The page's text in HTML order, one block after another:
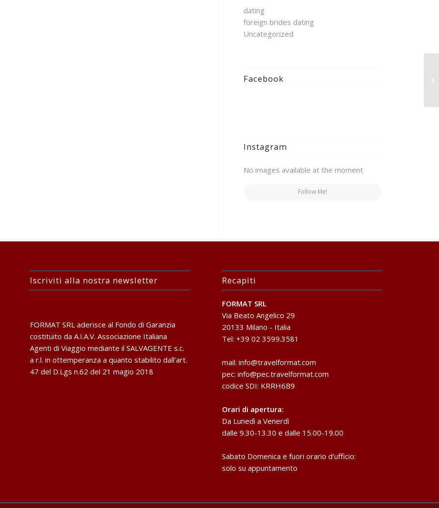
dating
foreign brides dating
Uncategorized
Facebook
Instagram
No images available at the moment
Follow Me!
Iscriviti alla nostra newsletter
FORMAT SRL aderisce al Fondo di Garanzia
costituito da A.I.A.V. Associazione Italiana
Agenti di Viaggio mediante il SALVAGENTE s.c.
a r.l. in ottemperanza a quanto stabilito dall’art.
47 del D.Lgs n.62 del 21 magio 2018
Recapiti
FORMAT SRL
Via Beato Angelico 29
20133 Milano - Italia
Tel: +39 02 3599.3581
mail:info@travelformat.com
pec:info@pec.travelformat.com
codice SDI: KRRH6B9
Orari di apertura:
Da Lunedì a Venerdì
dalle 9.30-13.30 e dalle 15.00-19.00
Sabato Domenica e fuori orario d'ufficio:
solo su appuntamento